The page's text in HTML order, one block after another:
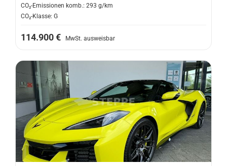
CO₂-Emissionen komb.: 293 g/km
CO₂-Klasse: G
114.900 € MwSt. ausweisbar